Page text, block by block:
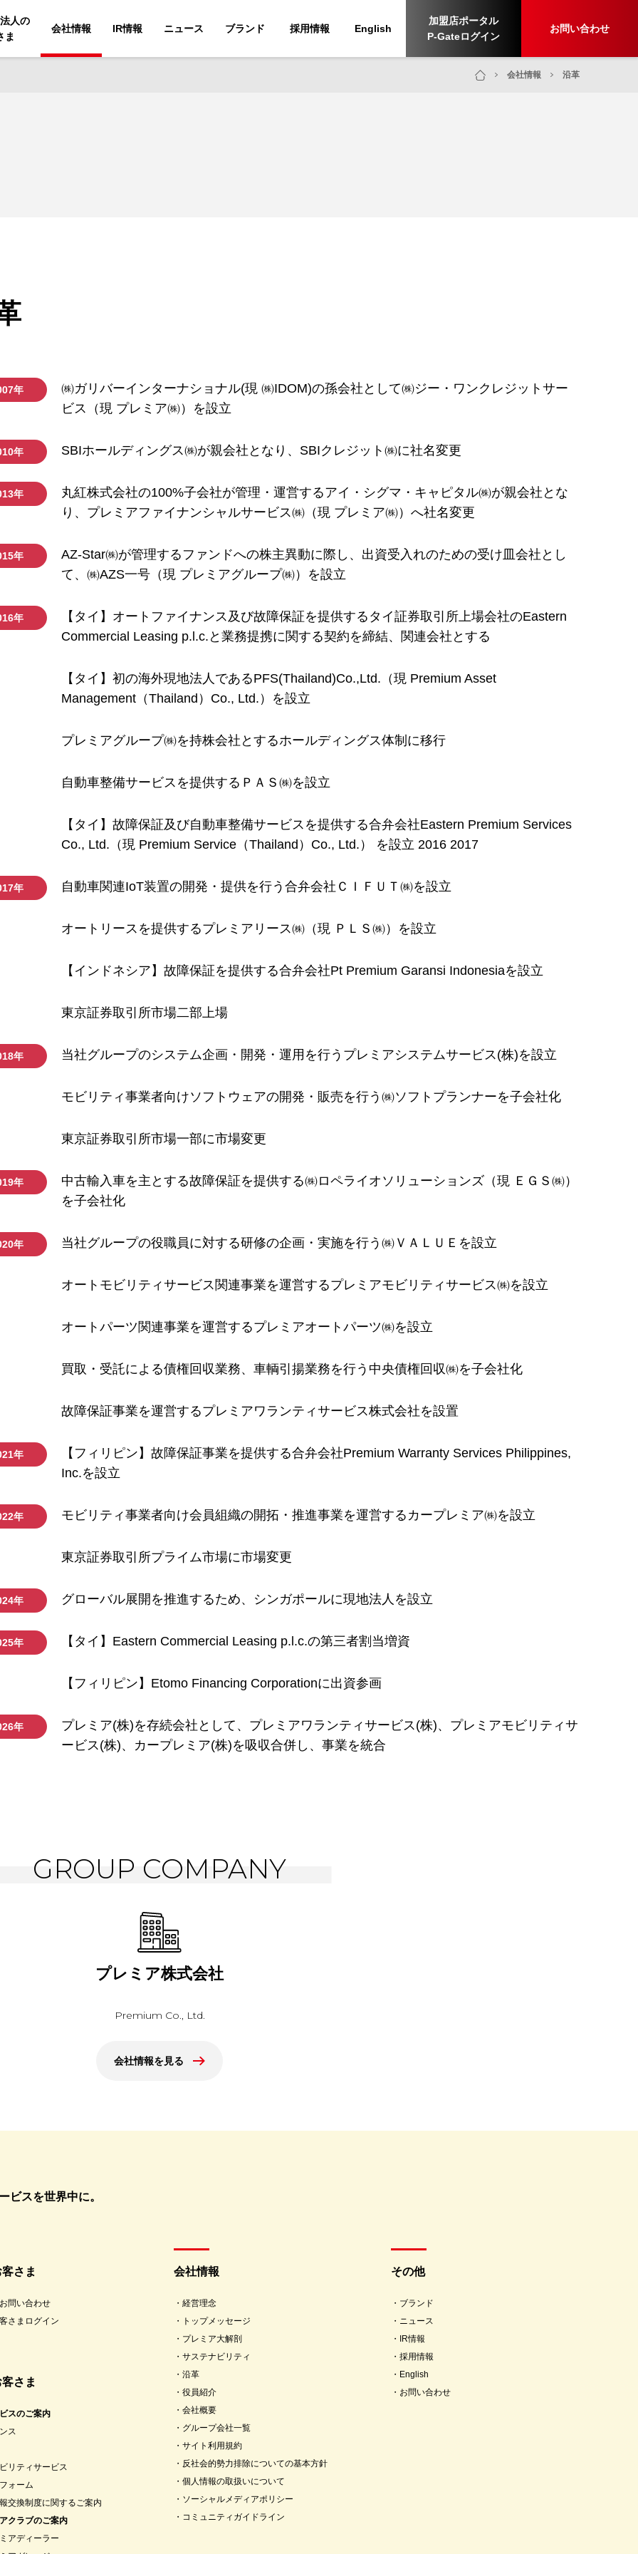
人の
ま
会社情報 IR情報 ニュース ブランド 採用情報 English
加盟店ポータル
P-Gateログイン
お問い合わせ
会社情報 沿革
年
㈱ガリバーインターナショナル(現 ㈱IDOM)の孫会社として㈱ジー・ワンクレジットサー
ビス（現 プレミア㈱）を設立
年 SBIホールディングス㈱が親会社となり、SBIクレジット㈱に社名変更
年
丸紅株式会社の100%子会社が管理・運営するアイ・シグマ・キャピタル㈱が親会社とな
り、プレミアファイナンシャルサービス㈱（現 プレミア㈱）へ社名変更
年
AZ-Star㈱が管理するファンドへの株主異動に際し、出資受入れのための受け皿会社とし
て、㈱AZS一号（現 プレミアグループ㈱）を設立
年
【タイ】オートファイナンス及び故障保証を提供するタイ証券取引所上場会社のEastern
Commercial Leasing p.l.c.と業務提携に関する契約を締結、関連会社とする
【タイ】初の海外現地法人であるPFS(Thailand)Co.,Ltd.（現 Premium Asset
Management（Thailand）Co., Ltd.）を設立
プレミアグループ㈱を持株会社とするホールディングス体制に移行
自動車整備サービスを提供するＰＡＳ㈱を設立
【タイ】故障保証及び自動車整備サービスを提供する合弁会社Eastern Premium Services
Co., Ltd.（現 Premium Service（Thailand）Co., Ltd.） を設立 2016 2017
年 自動車関連IoT装置の開発・提供を行う合弁会社ＣＩＦＵＴ㈱を設立
オートリースを提供するプレミアリース㈱（現 ＰＬＳ㈱）を設立
【インドネシア】故障保証を提供する合弁会社Pt Premium Garansi Indonesiaを設立
東京証券取引所市場二部上場
年 当社グループのシステム企画・開発・運用を行うプレミアシステムサービス(株)を設立
モビリティ事業者向けソフトウェアの開発・販売を行う㈱ソフトプランナーを子会社化
東京証券取引所市場一部に市場変更
年
中古輸入車を主とする故障保証を提供する㈱ロペライオソリューションズ（現 ＥＧＳ㈱）
を子会社化
年 当社グループの役職員に対する研修の企画・実施を行う㈱ＶＡＬＵＥを設立
オートモビリティサービス関連事業を運営するプレミアモビリティサービス㈱を設立
オートパーツ関連事業を運営するプレミアオートパーツ㈱を設立
買取・受託による債権回収業務、車輌引揚業務を行う中央債権回収㈱を子会社化
故障保証事業を運営するプレミアワランティサービス株式会社を設置
年
【フィリピン】故障保証事業を提供する合弁会社Premium Warranty Services Philippines,
Inc.を設立
年 モビリティ事業者向け会員組織の開拓・推進事業を運営するカープレミア㈱を設立
東京証券取引所プライム市場に市場変更
年 グローバル展開を推進するため、シンガポールに現地法人を設立
年 【タイ】Eastern Commercial Leasing p.l.c.の第三者割当増資
【フィリピン】Etomo Financing Corporationに出資参画
年
プレミア(株)を存続会社として、プレミアワランティサービス(株)、プレミアモビリティサ
ービス(株)、カープレミア(株)を吸収合併し、事業を統合
GROUP COMPANY
プレミア株式会社
Premium Co., Ltd.
会社情報を見る
ビスを世界中に。
さま
問い合わせ
さまログイン
さま
スのご案内
ス
リティサービス
ォーム
交換制度に関するご案内
クラブのご案内
アディーラー
会社情報
経営理念
トップメッセージ
プレミア大解剖
サステナビリティ
沿革
役員紹介
会社概要
グループ会社一覧
サイト利用規約
反社会的勢力排除についての基本方針
個人情報の取扱いについて
ソーシャルメディアポリシー
コミュニティガイドライン
その他
ブランド
ニュース
IR情報
採用情報
English
お問い合わせ